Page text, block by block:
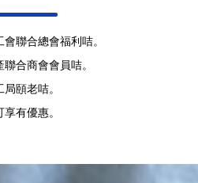
聯合總會福利咭。
合商會會員咭。
頤老咭。
有優惠。